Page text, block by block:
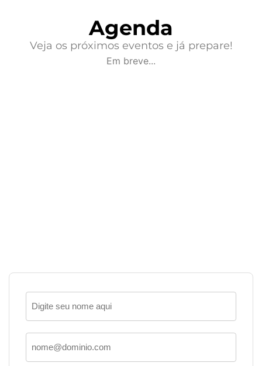
Agenda
Veja os próximos eventos e já prepare!
Em breve...